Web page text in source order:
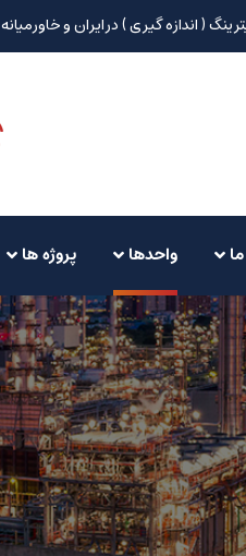
( اندازه گیری ) در ایران و خاورمیانه
واحدها پروژه ها